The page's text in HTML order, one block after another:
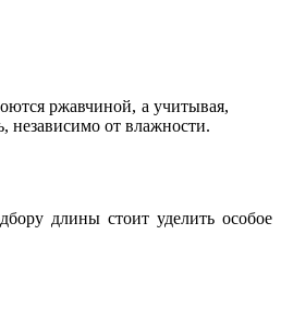
ржавчиной, а учитывая,
независимо от влажности.
длины стоит уделить особое